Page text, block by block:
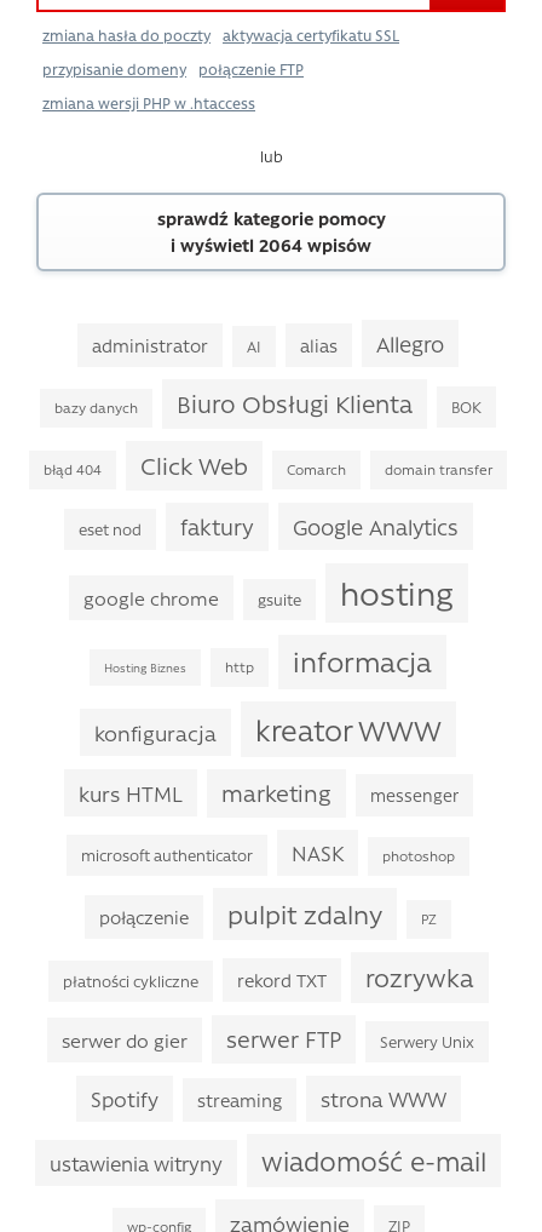
zmiana hasła do poczty
aktywacja certyfikatu SSL
przypisanie domeny
połączenie FTP
zmiana wersji PHP w .htaccess
lub
sprawdź kategorie pomocy
i wyświetl 2064 wpisów
administrator AI alias Allegro
bazy danych Biuro Obsługi Klienta BOK
błąd 404 Click Web Comarch domain transfer
eset nod faktury Google Analytics
google chrome gsuite hosting
Hosting Biznes http informacja
konfiguracja kreator WWW
kurs HTML marketing messenger
microsoft authenticator NASK photoshop
połączenie pulpit zdalny PZ
płatności cykliczne rekord TXT rozrywka
serwer do gier serwer FTP Serwery Unix
Spotify streaming strona WWW
ustawienia witryny wiadomość e-mail
wp-config zamówienie ZIP